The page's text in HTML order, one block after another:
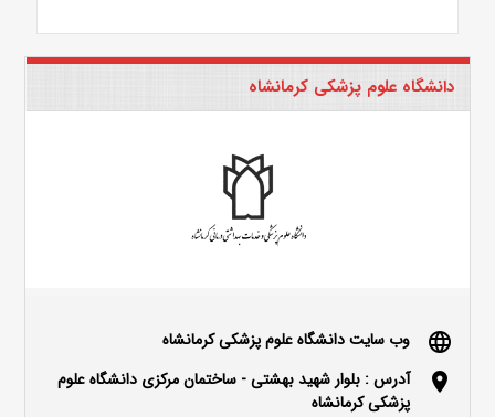
دانشگاه علوم پزشکی کرمانشاه
language وب سایت دانشگاه علوم پزشکی کرمانشاه
location_on
آدرس : بلوار شهید بهشتی - ساختمان مرکزی دانشگاه علوم
پزشکی کرمانشاه